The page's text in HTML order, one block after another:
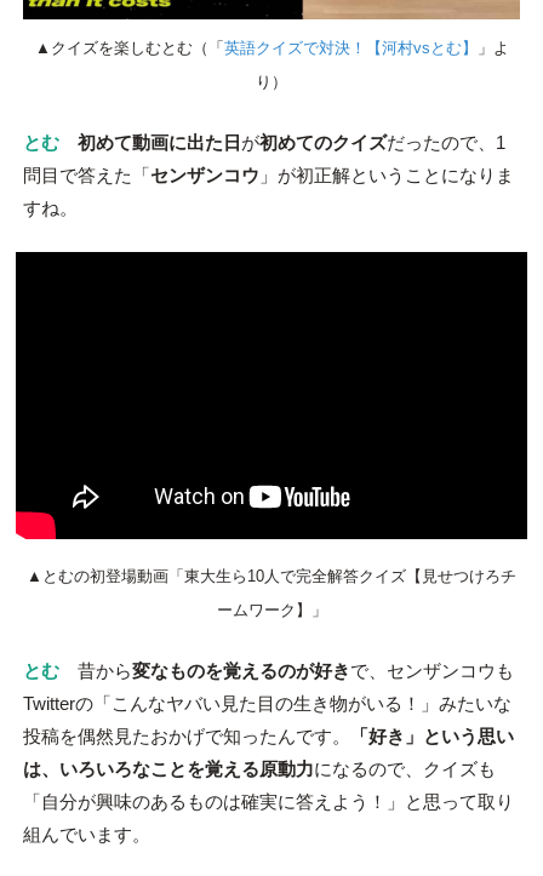
▲クイズを楽しむとむ（「 英語クイズで対決！【河村vsとむ】
」よ
り）
とむ 初めて動画に出た日 が初めてのクイズだったので、1
問目で答えた「センザンコウ 」が初正解ということになりま
すね。
▲とむの初登場動画「東大生ら10人で完全解答クイズ【見せつけろチ
ームワーク】」
とむ昔から変なものを覚えるのが好きで、センザンコウも
Twitterの「こんなヤバい見た目の生き物がいる！」みたいな
投稿を偶然見たおかげで知ったんです。
「好き」という思い
は、いろいろなことを覚える原動力になるので、クイズも
「自分が興味のあるものは確実に答えよう！」と思って取り
組んでいます。